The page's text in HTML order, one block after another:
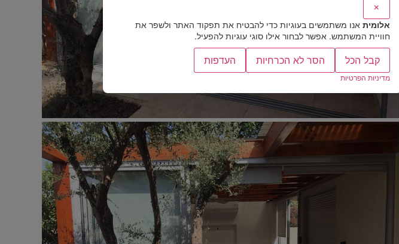
×
אלומית אנו משתמשים בעוגיות כדי להבטיח את תפקוד האתר ולשפר את
חוויית המשתמש. אפשר לבחור אילו סוגי עוגיות להפעיל.
קבל הכל הסר לא הכרחיות העדפות
מדיניות הפרטיות